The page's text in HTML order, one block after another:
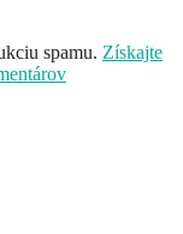
spamu. Získajte